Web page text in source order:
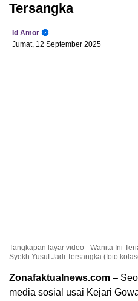
Tersangka
Id Amor
Jumat, 12 September 2025
Tangkapan layar video - Wanita Ini
Syekh Yusuf Jadi Tersangka (foto
Zonafaktualnews.com –
media sosial usai Kejari